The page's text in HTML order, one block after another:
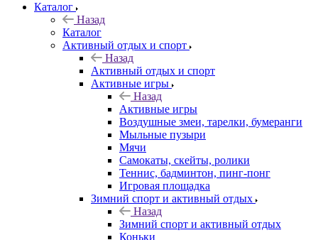
Каталог
Назад
Каталог
Активный отдых и спорт
Назад
Активный отдых и спорт
Активные игры
Назад
Активные игры
Воздушные змеи, тарелки, бумеранги
Мыльные пузыри
Мячи
Самокаты, скейты, ролики
Теннис, бадминтон, пинг-понг
Игровая площадка
Зимний спорт и активный отдых
Назад
Зимний спорт и активный отдых
Коньки